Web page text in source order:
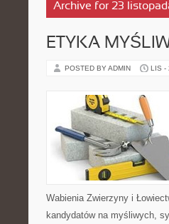
Archive for 23
ETYKA
POSTED BY ADMIN LIS -
Wabienia Zwierzyny i
kandydatów na myśliwych,